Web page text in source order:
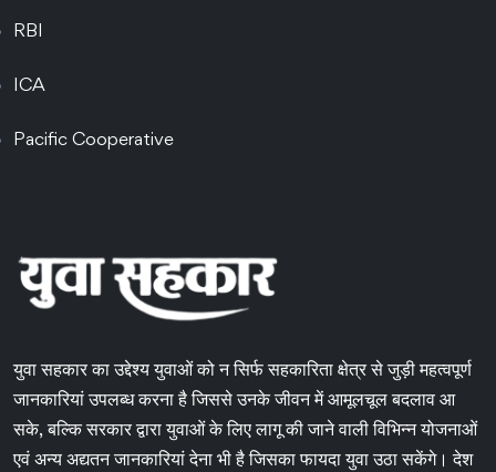
RBI
ICA
Pacific Cooperative
युवा सहकार का उद्देश्य युवाओं को न सिर्फ सहकारिता क्षेत्र से जुड़ी महत्वपूर्ण
जानकारियां उपलब्ध करना है जिससे उनके जीवन में आमूलचूल बदलाव आ
सके, बल्कि सरकार द्वारा युवाओं के लिए लागू की जाने वाली विभिन्न योजनाओं
एवं अन्य अद्यतन जानकारियां देना भी है जिसका फायदा युवा उठा सकेंगे। देश